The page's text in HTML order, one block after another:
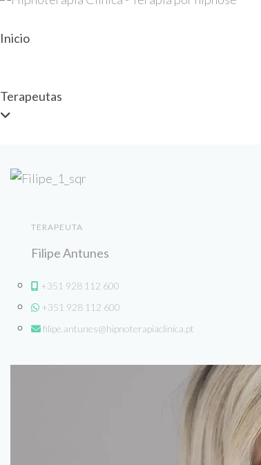
Inicio
Terapeutas
TERAPEUTA
Filipe Antunes
+351 928 112 600
+351 928 112 600
filipe.antunes@hipnoterapiaclinica.pt